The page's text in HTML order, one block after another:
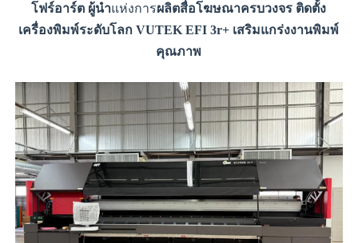
โฟร์อาร์ต ผู้นำแห่งการผลิตสื่อโฆษณาครบวงจร ติดตั้ง
เครื่องพิมพ์ระดับโลก VUTEK EFI 3r+ เสริมแกร่งงานพิมพ์
คุณภาพ